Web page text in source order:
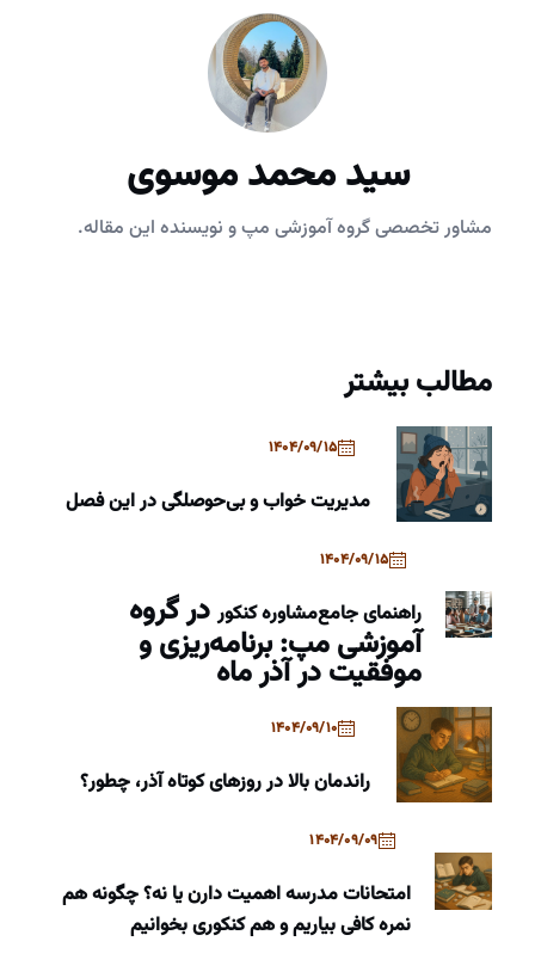
سید محمد موسوی
مشاور تخصصی گروه آموزشی مپ و نویسنده این مقاله.
مطالب بیشتر
1404/09/15
مدیریت خواب و بی‌حوصلگی در این فصل
1404/09/15
راهنمای جامعمشاوره کنکوردر گروه
آموزشی مپ: برنامه‌ریزی و
موفقیت در آذر ماه
1404/09/10
راندمان بالا در روزهای کوتاه آذر، چطور؟
1404/09/09
امتحانات مدرسه اهمیت دارن یا نه؟ چگونه هم
نمره کافی بیاریم و هم کنکوری بخوانیم